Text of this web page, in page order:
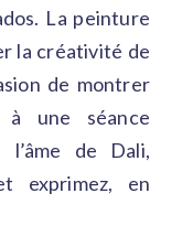
La peinture
la créativité de
de montrer
à une séance
l’âme de Dali,
exprimez, en